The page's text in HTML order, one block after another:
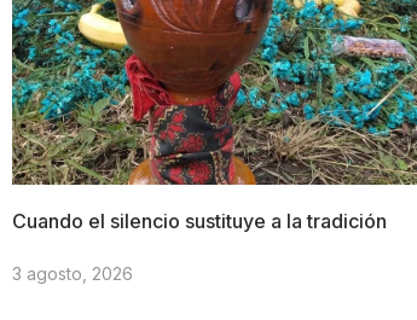
Cuando el silencio sustituye a la tradición
3 agosto, 2026